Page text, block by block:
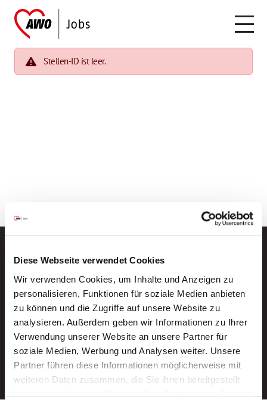
Diese Webseite verwendet Cookies
Wir verwenden Cookies, um Inhalte und Anzeigen zu
personalisieren, Funktionen für soziale Medien anbieten
zu können und die Zugriffe auf unsere Website zu
analysieren. Außerdem geben wir Informationen zu Ihrer
Verwendung unserer Website an unsere Partner für
soziale Medien, Werbung und Analysen weiter. Unsere
Partner führen diese Informationen möglicherweise mit
weiteren Daten zusammen, die Sie ihnen bereitgestellt
Stellen-ID ist leer.
Neue Stellen per E-Mail.
Ein kostenloser Service von AWO
Jobs.
E-Mail-Adresse eintragen